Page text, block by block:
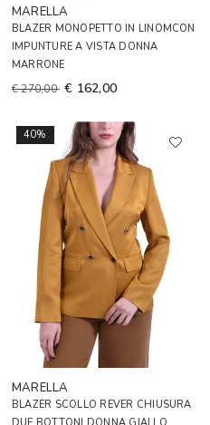
MARELLA
BLAZER MONOPETTO IN LINOMCON
IMPUNTURE A VISTA DONNA
MARRONE
€ 270,00 € 162,00
40%
MARELLA
BLAZER SCOLLO REVER CHIUSURA